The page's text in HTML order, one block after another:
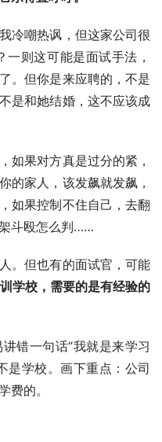
冷嘲热讽，但这家公司很
则这可能是面试手法，
。但你是来应聘的，不是
是和她结婚，这不应该成
如果对方真是过分的紧，
的家人，该发飙就发飙，
如果控制不住自己，去翻
斗殴怎么判……
。但也有的面试官，可能
学校，需要的是有经验的
错一句话“我就是来学习
是学校。画下重点：公司
费的。